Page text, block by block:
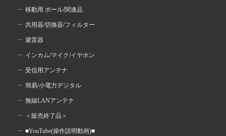
移動用 ポール/関連品
共用器/切換器/フィルター
避雷器
インカム/マイク/イヤホン
受信用アンテナ
簡易/小電力デジタル
無線LANアンテナ
＜販売終了品＞
■YouTube(操作説明動画)■